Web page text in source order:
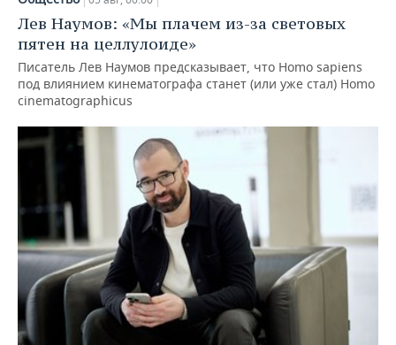
Лев Наумов: «Мы плачем из-за световых
пятен на целлулоиде»
Писатель Лев Наумов предсказывает, что Homo sapiens
под влиянием кинематографа станет (или уже стал) Homo
cinematographicus